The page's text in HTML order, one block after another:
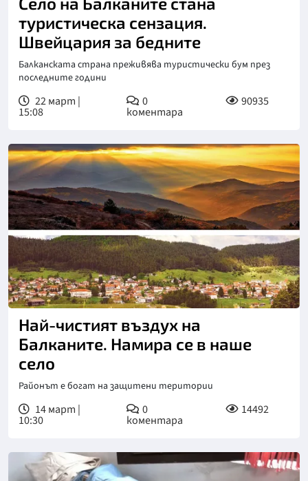
туристическа сензация.
Швейцария за бедните
Балканската страна преживява туристически бум през
последните години
22 март |
15:08
0
коментара
90935
Най-чистият въздух на
Балканите. Намира се в наше
село
Районът е богат на защитени територии
14 март |
10:30
0
коментара
14492